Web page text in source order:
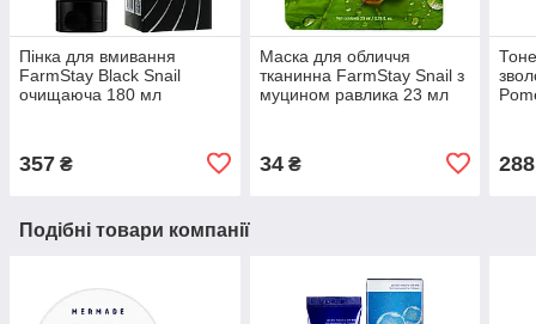
Пінка для вмивання
FarmStay Black Snail
очищаюча 180 мл
357 ₴
Маска для обличчя
тканинна FarmStay Snail з
муцином равлика 23 мл
34₴ 288
Подібні товари компанії